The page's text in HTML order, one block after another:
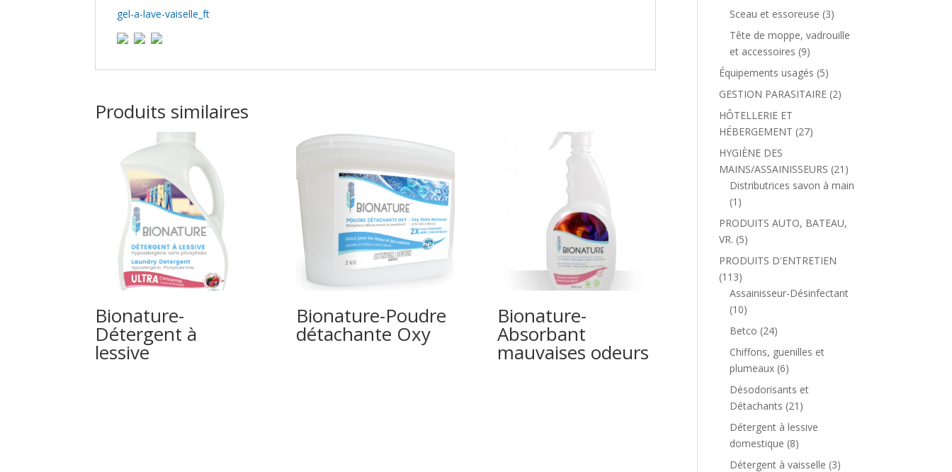
gel-a-lave-vaiselle_ft
Produits similaires
Bionature-
Détergent à
lessive
Bionature-Poudre
détachante Oxy
Bionature-
Absorbant
mauvaises odeurs
Sceau et essoreuse (3)
Tête de moppe, vadrouille
et accessoires (9)
Équipements usagés (5)
GESTION PARASITAIRE (2)
HÔTELLERIE ET
HÉBERGEMENT (27)
HYGIÈNE DES
MAINS/ASSAINISSEURS (21)
Distributrices savon à main
(1)
PRODUITS AUTO, BATEAU,
VR. (5)
PRODUITS D'ENTRETIEN
(113)
Assainisseur-Désinfectant
(10)
Betco (24)
Chiffons, guenilles et
plumeaux (6)
Désodorisants et
Détachants (21)
Détergent à lessive
domestique (8)
Détergent à vaisselle (3)